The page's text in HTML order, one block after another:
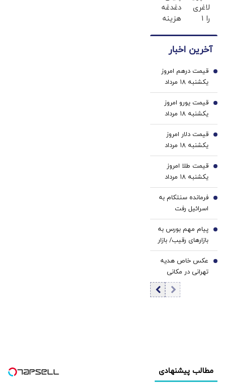
فردا توسط یکی
از دو رویکرد
می‌شود؛
حکمرانی عرصه
جنگاوری است
یا عرصه
فراهم‌آوری
صلح؟
لاغری؛
یک
به
کاهش
وزن
اطرافت،
ارسال
با پک
لاغری
را ۱
ارزان‌تر
همه‌جا
بخر!
دغدغه
هزینه
پزشکی
سفید
کننده
خانگی
آخرین اخبار
قیمت درهم امروز
یکشنبه ۱۸ مرداد
۱۴۰۵/ افزایش
قیمت درهم
1
قیمت یورو امروز
یکشنبه ۱۸ مرداد
۱۴۰۵/ افزایش
قیمت یورو
2
قیمت دلار امروز
یکشنبه ۱۸ مرداد
۱۴۰۵/ افزایش
قیمت دلار
3
قیمت طلا امروز
یکشنبه ۱۸ مرداد
۱۴۰۵
4
فرمانده سنتکام به
اسرائیل رفت
5
پیام مهم بورس به
بازارهای رقیب/ بازار
سرمایه وارد
مرحله‌ای جدید از
رشد می‌شود؟
6
عکس خاص هدیه
تهرانی در مکانی
7
مطالب پیشنهادی